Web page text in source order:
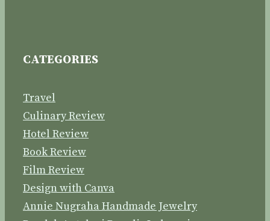
CATEGORIES
Travel
Culinary Review
Hotel Review
Book Review
Film Review
Design with Canva
Annie Nugraha Handmade Jewelry